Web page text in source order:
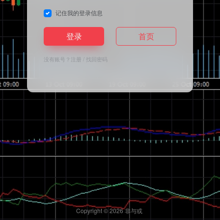
记住我的登录信息
登录 首页
没有账号？ 注册 /找回密码
Copyright © 2026非与或